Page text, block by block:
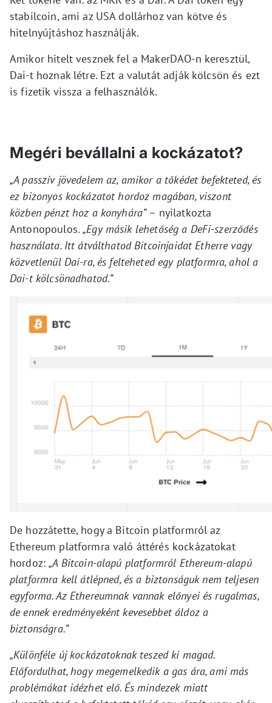
stabilcoin, ami az USA dollárhoz van kötve és
hitelnyújtáshoz használják.
Amikor hitelt vesznek fel a MakerDAO-n keresztül,
Dai-t hoznak létre. Ezt a valutát adják kölcsön és ezt
is fizetik vissza a felhasználók.
Megéri bevállalni a kockázatot?
„A passzív jövedelem az, amikor a tőkédet befekteted, és
ez bizonyos kockázatot hordoz magában, viszont
közben pénzt hoz a konyhára”– nyilatkozta
Antonopoulos.„Egy másik lehetőség a DeFi-szerződés
használata. Itt átválthatod Bitcoinjaidat Etherre vagy
közvetlenül Dai-ra, és felteheted egy platformra, ahol a
Dai-t kölcsönadhatod.”
De hozzátette, hogy a Bitcoin platformról az
Ethereum platformra való áttérés kockázatokat
hordoz:„A Bitcoin-alapú platformról Ethereum-alapú
platformra kell átlépned, és a biztonságuk nem teljesen
egyforma. Az Ethereumnak vannak előnyei és rugalmas,
de ennek eredményeként kevesebbet áldoz a
biztonságra.”
„Különféle új kockázatoknak teszed ki magad.
Előfordulhat, hogy megemelkedik a gas ára, ami más
problémákat idézhet elő. És mindezek miatt